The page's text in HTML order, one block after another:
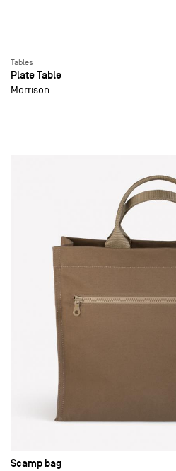
Tables
Plate Table
Morrison
Scamp bag